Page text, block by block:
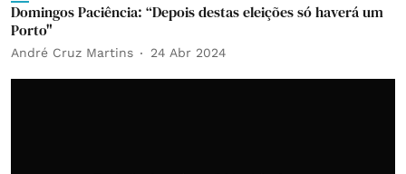
Domingos Paciência: “Depois destas eleições só haverá um
Porto"
André Cruz Martins 24 Abr 2024